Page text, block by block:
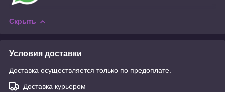
Скрыть
Условия доставки
Доставка осуществляется только по предоплате.
Доставка курьером